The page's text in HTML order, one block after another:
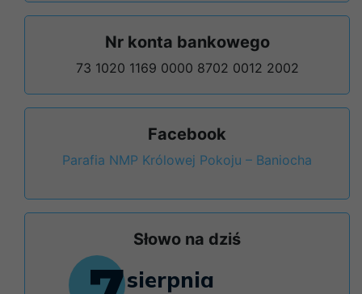
Nr konta bankowego
73 1020 1169 0000 8702 0012 2002
Facebook
Parafia NMP Królowej Pokoju – Baniocha
Słowo na dziś